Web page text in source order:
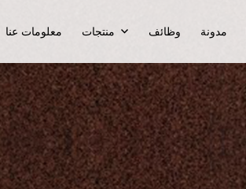
معلومات عنا منتجات وظائف مدونة